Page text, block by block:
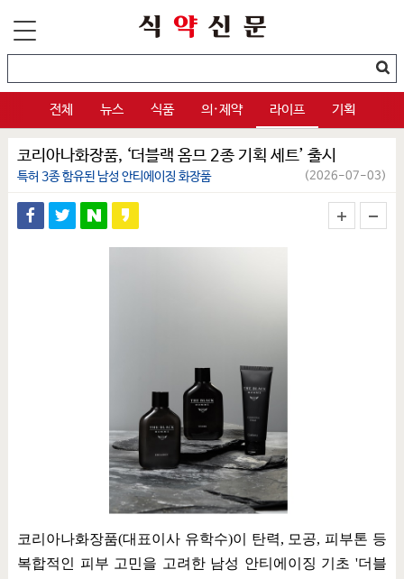
전체 뉴스 식품 의·제약 라이프 기획
코리아나화장품, ‘더블랙 옴므 2종 기획 세트’ 출시
특허 3종 함유된 남성 안티에이징 화장품 (2026-07-03)
코리아나화장품(대표이사 유학수)이 탄력, 모공, 피부톤 등
복합적인 피부 고민을 고려한 남성 안티에이징 기초'더블